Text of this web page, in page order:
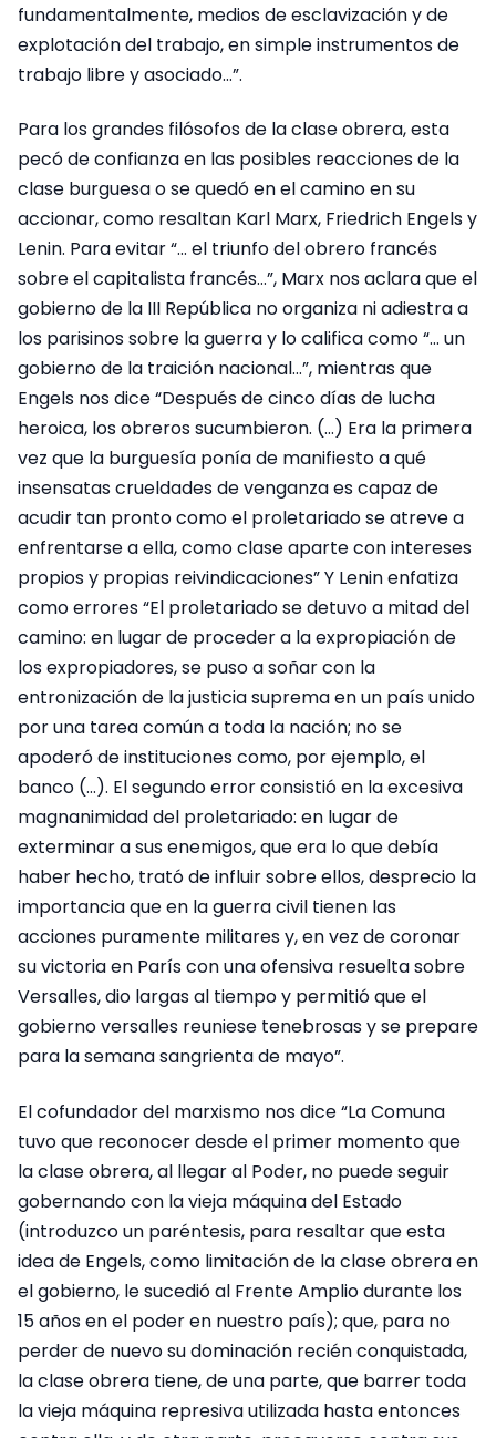
fundamentalmente, medios de esclavización y de
explotación del trabajo, en simple instrumentos de
trabajo libre y asociado…”.
Para los grandes filósofos de la clase obrera, esta
pecó de confianza en las posibles reacciones de la
clase burguesa o se quedó en el camino en su
accionar, como resaltan Karl Marx, Friedrich Engels y
Lenin. Para evitar “… el triunfo del obrero francés
sobre el capitalista francés…”, Marx nos aclara que el
gobierno de la III República no organiza ni adiestra a
los parisinos sobre la guerra y lo califica como “… un
gobierno de la traición nacional…”, mientras que
Engels nos dice “Después de cinco días de lucha
heroica, los obreros sucumbieron. (…) Era la primera
vez que la burguesía ponía de manifiesto a qué
insensatas crueldades de venganza es capaz de
acudir tan pronto como el proletariado se atreve a
enfrentarse a ella, como clase aparte con intereses
propios y propias reivindicaciones” Y Lenin enfatiza
como errores “El proletariado se detuvo a mitad del
camino: en lugar de proceder a la expropiación de
los expropiadores, se puso a soñar con la
entronización de la justicia suprema en un país unido
por una tarea común a toda la nación; no se
apoderó de instituciones como, por ejemplo, el
banco (…). El segundo error consistió en la excesiva
magnanimidad del proletariado: en lugar de
exterminar a sus enemigos, que era lo que debía
haber hecho, trató de influir sobre ellos, desprecio la
importancia que en la guerra civil tienen las
acciones puramente militares y, en vez de coronar
su victoria en París con una ofensiva resuelta sobre
Versalles, dio largas al tiempo y permitió que el
gobierno versalles reuniese tenebrosas y se prepare
para la semana sangrienta de mayo”.
El cofundador del marxismo nos dice “La Comuna
tuvo que reconocer desde el primer momento que
la clase obrera, al llegar al Poder, no puede seguir
gobernando con la vieja máquina del Estado
(introduzco un paréntesis, para resaltar que esta
idea de Engels, como limitación de la clase obrera en
el gobierno, le sucedió al Frente Amplio durante los
15 años en el poder en nuestro país); que, para no
perder de nuevo su dominación recién conquistada,
la clase obrera tiene, de una parte, que barrer toda
la vieja máquina represiva utilizada hasta entonces